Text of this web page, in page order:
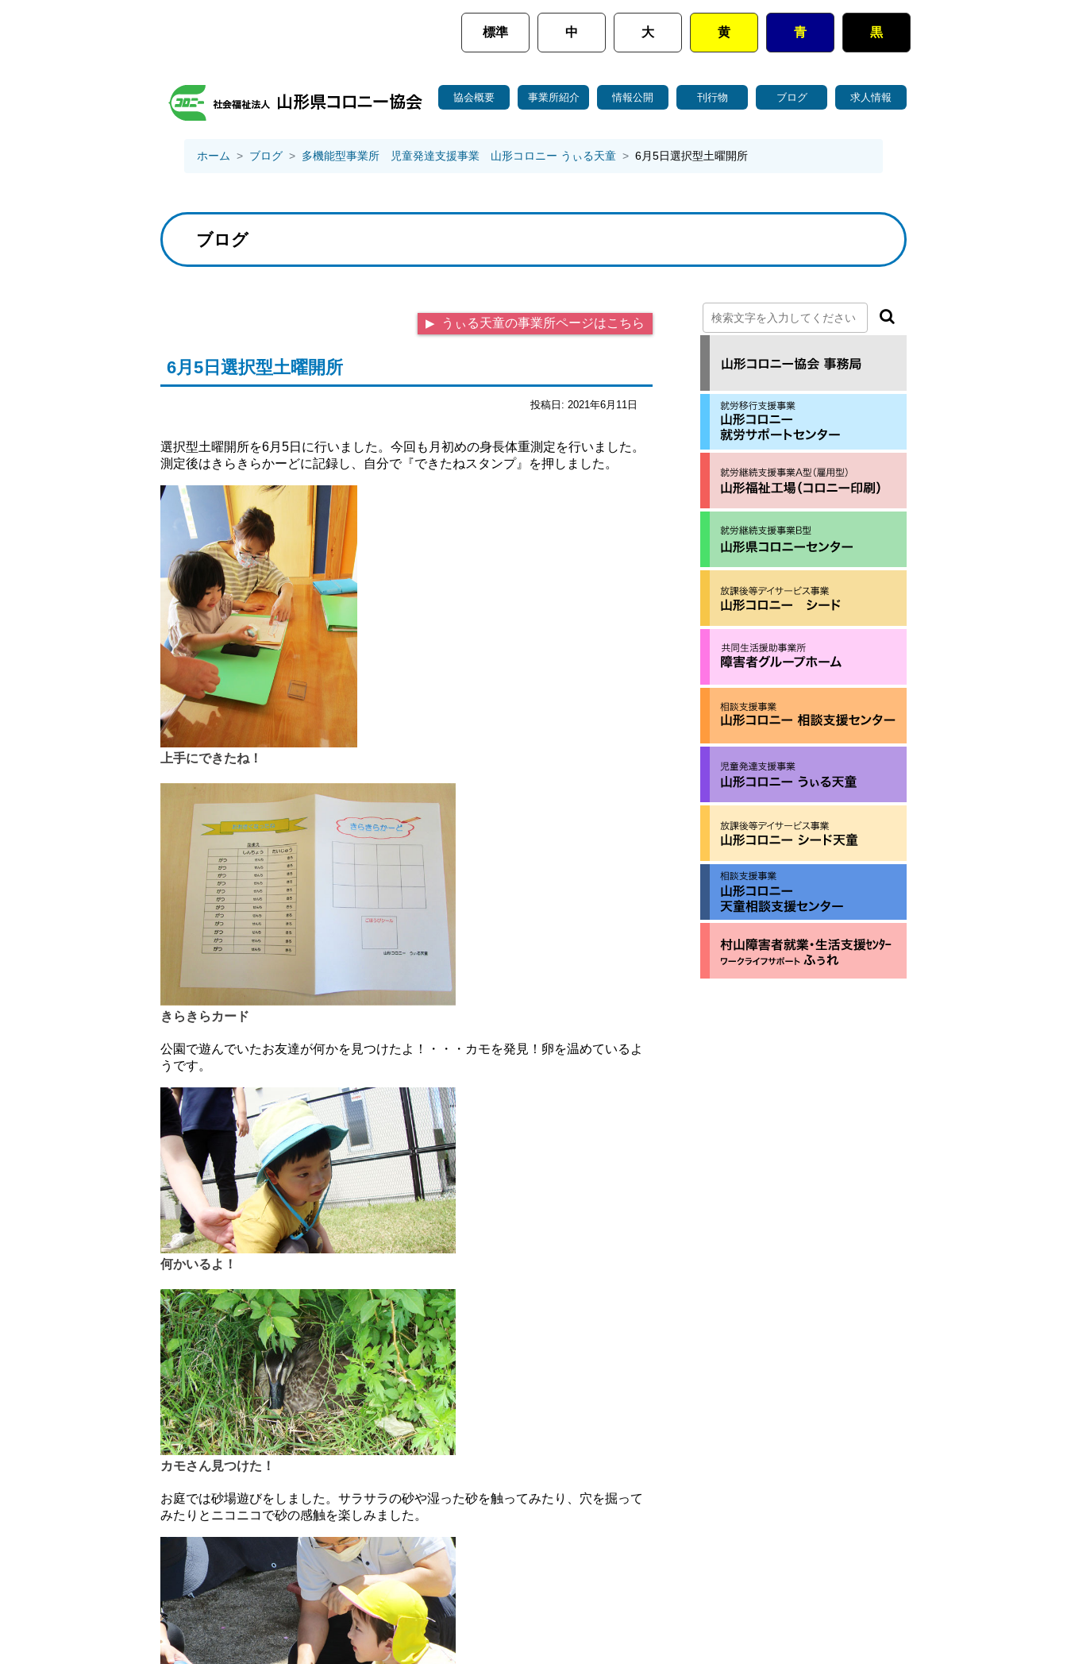
標準 中 大 黄 青 黒
協会概要 事業所紹介 情報公開 刊行物 ブログ 求人情報
ホーム ブログ 多機能型事業所 児童発達支援事業 山形コロニー うぃる天童 6月5日選択型土曜開所
ブログ
うぃる天童の事業所ページはこちら
6月5日選択型土曜開所
投稿日: 2021年6月11日
選択型土曜開所を6月5日に行いました。今回も月初めの身長体重測定を行いました。
測定後はきらきらかーどに記録し、自分で『できたねスタンプ』を押しました。
上手にできたね！
きらきらカード
公園で遊んでいたお友達が何かを見つけたよ！・・・カモを発見！卵を温めているよ
うです。
何かいるよ！
カモさん見つけた！
お庭では砂場遊びをしました。サラサラの砂や湿った砂を触ってみたり、穴を掘って
みたりとニコニコで砂の感触を楽しみました。